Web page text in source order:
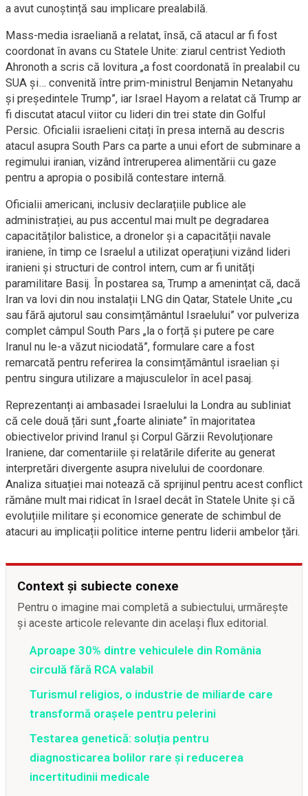
a avut cunoștință sau implicare prealabilă.
Mass-media israeliană a relatat, însă, că atacul ar fi fost
coordonat în avans cu Statele Unite: ziarul centrist Yedioth
Ahronoth a scris că lovitura „a fost coordonată în prealabil cu
SUA și… convenită între prim-ministrul Benjamin Netanyahu
și președintele Trump”, iar Israel Hayom a relatat că Trump ar
fi discutat atacul viitor cu lideri din trei state din Golful
Persic. Oficialii israelieni citați în presa internă au descris
atacul asupra South Pars ca parte a unui efort de subminare a
regimului iranian, vizând întreruperea alimentării cu gaze
pentru a apropia o posibilă contestare internă.
Oficialii americani, inclusiv declarațiile publice ale
administrației, au pus accentul mai mult pe degradarea
capacităților balistice, a dronelor și a capacității navale
iraniene, în timp ce Israelul a utilizat operațiuni vizând lideri
iranieni și structuri de control intern, cum ar fi unități
paramilitare Basij. În postarea sa, Trump a amenințat că, dacă
Iran va lovi din nou instalații LNG din Qatar, Statele Unite „cu
sau fără ajutorul sau consimțământul Israelului” vor pulveriza
complet câmpul South Pars „la o forță și putere pe care
Iranul nu le-a văzut niciodată”, formulare care a fost
remarcată pentru referirea la consimțământul israelian și
pentru singura utilizare a majusculelor în acel pasaj.
Reprezentanți ai ambasadei Israelului la Londra au subliniat
că cele două țări sunt „foarte aliniate” în majoritatea
obiectivelor privind Iranul și Corpul Gărzii Revoluționare
Iraniene, dar comentariile și relatările diferite au generat
interpretări divergente asupra nivelului de coordonare.
Analiza situației mai notează că sprijinul pentru acest conflict
rămâne mult mai ridicat în Israel decât în Statele Unite și că
evoluțiile militare şi economice generate de schimbul de
atacuri au implicații politice interne pentru liderii ambelor țări.
Context și subiecte conexe
Pentru o imagine mai completă a subiectului, urmărește
și aceste articole relevante din același flux editorial.
Aproape 30% dintre vehiculele din România
circulă fără RCA valabil
Turismul religios, o industrie de miliarde care
transformă orașele pentru pelerini
Testarea genetică: soluția pentru
diagnosticarea bolilor rare și reducerea
incertitudinii medicale